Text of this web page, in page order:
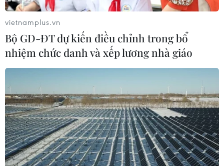
vietnamplus.vn
Bộ GD-ĐT dự kiến điều chỉnh trong bổ
nhiệm chức danh và xếp lương nhà giáo